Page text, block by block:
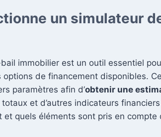
un simulateur
immobilier est un outil essentiel
de financement disponibles.
paramètres afin d’obtenir une
et d’autres indicateurs
et quels éléments sont pris en compte